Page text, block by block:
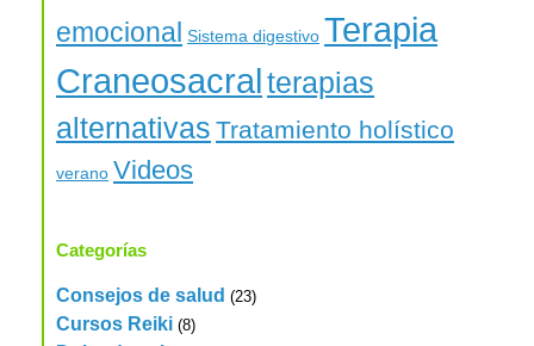
emocional Sistema digestivo Terapia
Craneosacralterapias
alternativas Tratamiento holístico
verano Videos
Categorías
Consejos de salud (23)
Cursos Reiki (8)